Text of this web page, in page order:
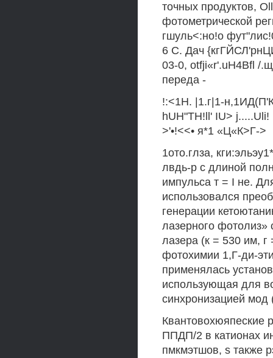
точных продуктов,
фотометрической
гшуль<:но!о
6 С. Дач
03-0, otfji«r'.uH4Bfl /
переда -
!:<1Н. |1.г|1-
hUH"TH!ll' IU>
>'•!<<• я*1 «Ц«К>Г->
1ото.глза,
лвдь-р с длиной
импульса т = I не.
использовался
генерации
лазерного фотолиз»
лазера (к = 530 им,
фотохимии 1,Г-ди-
применялась
использующая для
синхронизацией мод
Квантовохюяпеские
ППДП/2 в катионах
пмкмэтшов, s также